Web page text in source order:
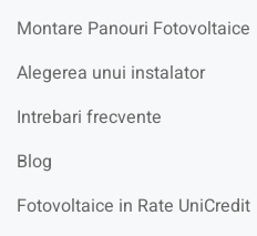
Montare Panouri Fotovoltaice
Alegerea unui instalator
Intrebari frecvente
Blog
Fotovoltaice in Rate UniCredit